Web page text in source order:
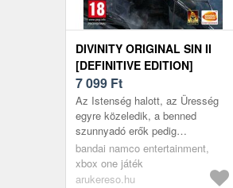
DIVINITY ORIGINAL SIN II
[DEFINITIVE EDITION]
(XBOX ONE)
7 099 Ft
Az Istenség halott, az Üresség
egyre közeledik, a benned
szunnyadó erők pedig
hamarosan előtörnek. Az
Istenségért folytatott harc
megkezdődött. Vál...
bandai namco entertainment,
xbox one játék
arukereso.hu